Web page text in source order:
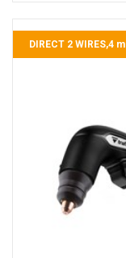
DIRECT 2 WIRES,4 m